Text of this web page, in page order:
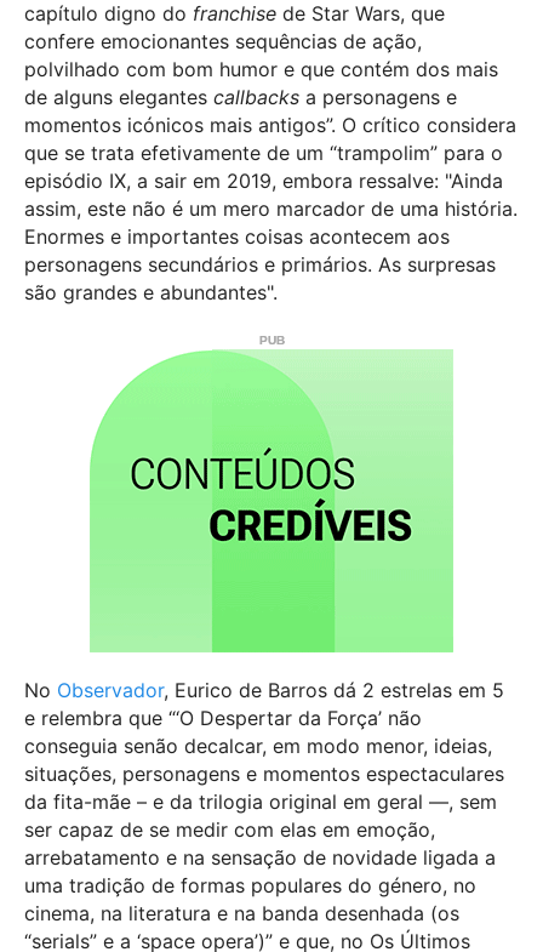
capítulo digno do franchise de Star Wars, que
confere emocionantes sequências de ação,
polvilhado com bom humor e que contém dos mais
de alguns elegantes callbacks a personagens e
momentos icónicos mais antigos”. O crítico considera
que se trata efetivamente de um “trampolim” para o
episódio IX, a sair em 2019, embora ressalve: "Ainda
assim, este não é um mero marcador de uma história.
Enormes e importantes coisas acontecem aos
personagens secundários e primários. As surpresas
são grandes e abundantes".
No Observador, Eurico de Barros dá 2 estrelas em 5
e relembra que “‘O Despertar da Força’ não
conseguia senão decalcar, em modo menor, ideias,
situações, personagens e momentos espectaculares
da fita-mãe – e da trilogia original em geral —, sem
ser capaz de se medir com elas em emoção,
arrebatamento e na sensação de novidade ligada a
uma tradição de formas populares do género, no
cinema, na literatura e na banda desenhada (os
“serials” e a ‘space opera’)” e que, no Os Últimos